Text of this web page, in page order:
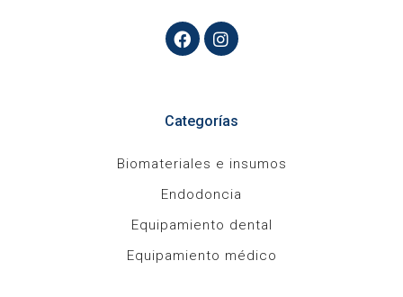
Categorías
Biomateriales e insumos
Endodoncia
Equipamiento dental
Equipamiento médico